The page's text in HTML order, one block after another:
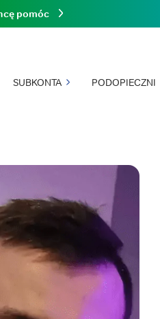
SUBKONTA PODOPIECZNI
pomóc